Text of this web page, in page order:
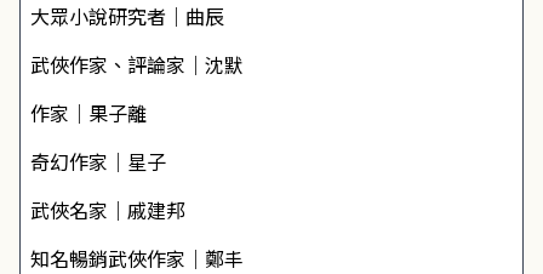
大眾小說研究者｜曲辰
武俠作家、評論家｜沈默
作家｜果子離
奇幻作家｜星子
武俠名家｜戚建邦
知名暢銷武俠作家｜鄭丰